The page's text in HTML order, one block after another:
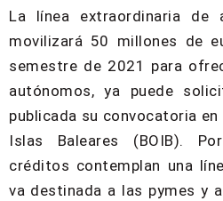
La línea extraordinaria de
movilizará 50 millones de
semestre de 2021 para
autónomos, ya puede
publicada su convocatoria
Islas Baleares (BOIB).
créditos contemplan una
va destinada a las pymes y